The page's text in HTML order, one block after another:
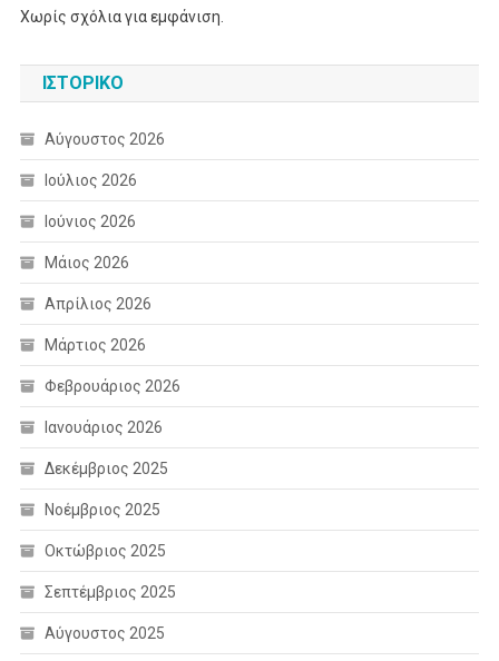
Χωρίς σχόλια για εμφάνιση.
ΙΣΤΟΡΙΚΌ
Αύγουστος 2026
Ιούλιος 2026
Ιούνιος 2026
Μάιος 2026
Απρίλιος 2026
Μάρτιος 2026
Φεβρουάριος 2026
Ιανουάριος 2026
Δεκέμβριος 2025
Νοέμβριος 2025
Οκτώβριος 2025
Σεπτέμβριος 2025
Αύγουστος 2025